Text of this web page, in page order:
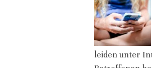
leiden unter